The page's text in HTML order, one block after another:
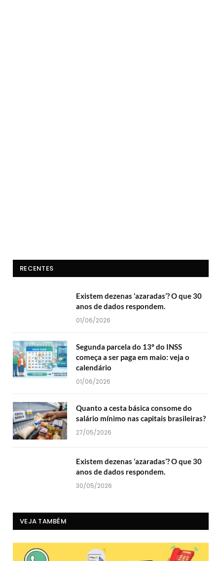
RECENTES
Existem dezenas ‘azaradas’? O que 30
anos de dados respondem.
01/06/2026
Segunda parcela do 13º do INSS
começa a ser paga em maio: veja o
calendário
01/06/2026
Quanto a cesta básica consome do
salário mínimo nas capitais brasileiras?
27/05/2026
Existem dezenas ‘azaradas’? O que 30
anos de dados respondem.
30/05/2026
VEJA TAMBÉM